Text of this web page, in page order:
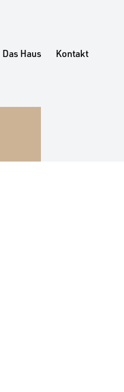
Das Haus Kontakt